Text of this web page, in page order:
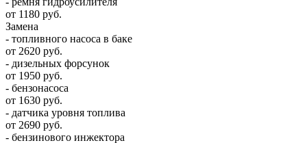
от 1180 руб.
Замена
- топливного насоса в баке
от 2620 руб.
- дизельных форсунок
от 1950 руб.
- бензонасоса
от 1630 руб.
- датчика уровня топлива
от 2690 руб.
- бензинового инжектора